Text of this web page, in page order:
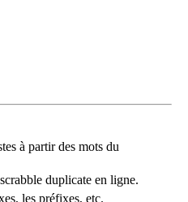
à partir des mots du
duplicate en ligne.
les préfixes, etc.